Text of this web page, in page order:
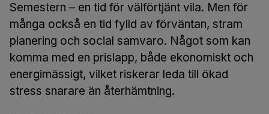
Semestern – en tid för välförtjänt vila. Men för
många också en tid fylld av förväntan, stram
planering och social samvaro. Något som kan
komma med en prislapp, både ekonomiskt och
energimässigt, vilket riskerar leda till ökad
stress snarare än återhämtning.